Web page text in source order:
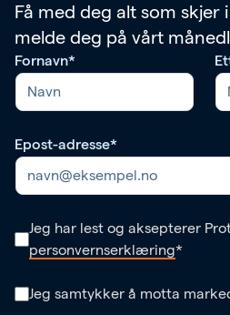
Få med deg alt som skjer
melde deg på vårt
Fornavn*
Epost-adresse*
Jeg har lest og aksepterer
personvernserklæring*
Jeg samtykker å motta